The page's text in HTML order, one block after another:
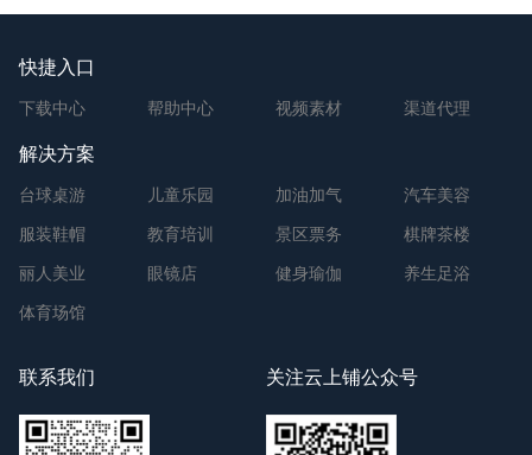
快捷入口
下载中心 帮助中心 视频素材 渠道代理
解决方案
台球桌游 儿童乐园 加油加气
汽车美容
服装鞋帽
教育培训 景区票务
棋牌茶楼
丽人美业
眼镜店 健身瑜伽
养生足浴
体育场馆
联系我们 关注云上铺公众号